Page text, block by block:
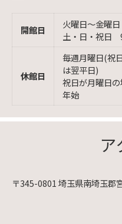
開館日
火曜日〜金曜
土・日・祝日
休館日
毎週月曜日(祝
は翌平日)
祝日が月曜日
年始
ア
〒345-0801 埼玉県南埼玉郡